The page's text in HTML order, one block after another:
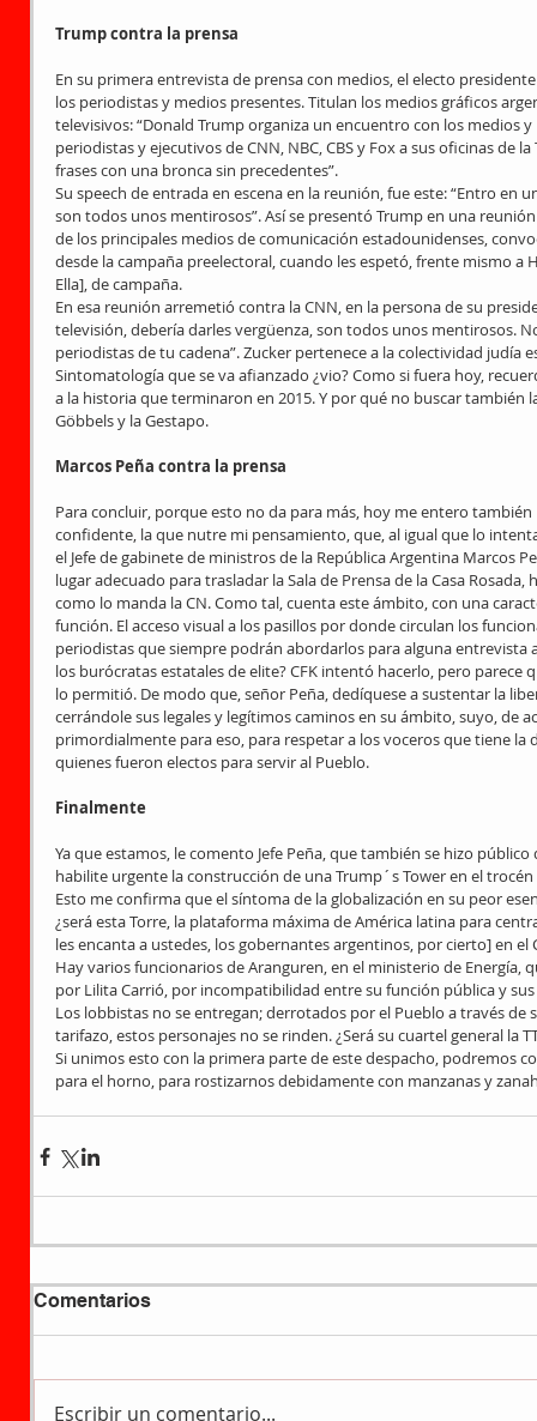
Trump contra la prensa
En su primera entrevista de prensa con medios, el electo
los periodistas y medios presentes. Titulan los medios gráficos
televisivos: “Donald Trump organiza un encuentro con los medios
periodistas y ejecutivos de CNN, NBC, CBS y Fox a sus oficinas de
frases con una bronca sin precedentes”.
Su speech de entrada en escena en la reunión, fue este: “Entro en
son todos unos mentirosos”. Así se presentó Trump en una
de los principales medios de comunicación estadounidenses,
desde la campaña preelectoral, cuando les espetó, frente mismo a
Ella], de campaña.
En esa reunión arremetió contra la CNN, en la persona de su
televisión, debería darles vergüenza, son todos unos mentirosos.
periodistas de tu cadena”. Zucker pertenece a la colectividad judía
Sintomatología que se va afianzado ¿vio? Como si fuera hoy,
a la historia que terminaron en 2015. Y por qué no buscar
Göbbels y la Gestapo.
Marcos Peña contra la prensa
Para concluir, porque esto no da para más, hoy me entero
confidente, la que nutre mi pensamiento, que, al igual que lo
el Jefe de gabinete de ministros de la República Argentina Marcos
lugar adecuado para trasladar la Sala de Prensa de la Casa
como lo manda la CN. Como tal, cuenta este ámbito, con una
función. El acceso visual a los pasillos por donde circulan los
periodistas que siempre podrán abordarlos para alguna entrevista
los burócratas estatales de elite? CFK intentó hacerlo, pero parece
lo permitió. De modo que, señor Peña, dedíquese a sustentar la
cerrándole sus legales y legítimos caminos en su ámbito, suyo, de
primordialmente para eso, para respetar a los voceros que tiene la
quienes fueron electos para servir al Pueblo.
Finalmente
Ya que estamos, le comento Jefe Peña, que también se hizo
habilite urgente la construcción de una Trump´s Tower en el trocén
Esto me confirma que el síntoma de la globalización en su peor
¿será esta Torre, la plataforma máxima de América latina para
les encanta a ustedes, los gobernantes argentinos, por cierto] en
Hay varios funcionarios de Aranguren, en el ministerio de Energía,
por Lilita Carrió, por incompatibilidad entre su función pública y
Los lobbistas no se entregan; derrotados por el Pueblo a través
tarifazo, estos personajes no se rinden. ¿Será su cuartel general la
Si unimos esto con la primera parte de este despacho, podremos
para el horno, para rostizarnos debidamente con manzanas y
Comentarios
Escribir un comentario...